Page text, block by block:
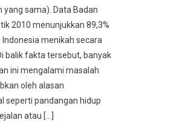
yang sama). Data Badan
2010 menunjukkan 89,3%
menikah secara
balik fakta tersebut, banyak
ini mengalami masalah
oleh alasan
seperti pandangan hidup
atau […]